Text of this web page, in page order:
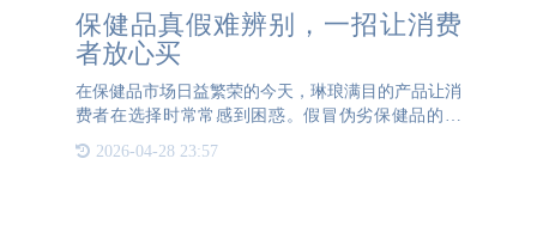
保健品真假难辨别，一招让消费
者放心买
在保健品市场日益繁荣的今天，琳琅满目的产品让消
费者在选择时常常感到困惑。假冒伪劣保健品的泛
滥，不仅让消费者的健康权益受到威胁，也扰乱了市
场秩序，损害了正规企业的声誉。如何确保消费者能
2026-04-28 23:57